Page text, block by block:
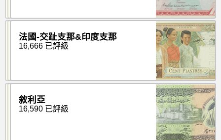
法國-交趾支那&印度支那
16,666 已評級
敘利亞
16,590 已評級